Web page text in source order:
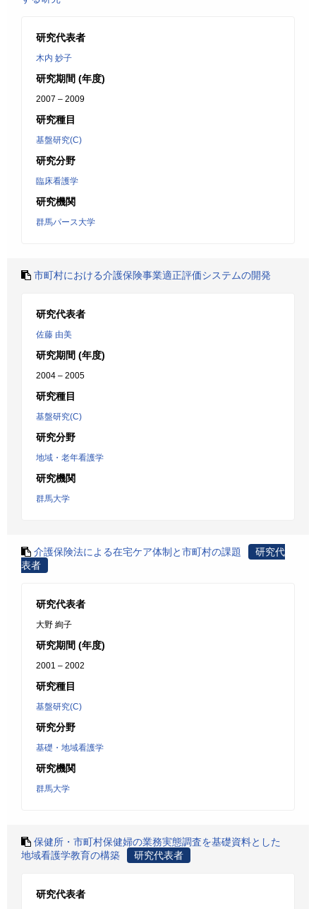
研究代表者
木内 妙子
研究期間 (年度)
2007 – 2009
研究種目
基盤研究(C)
研究分野
臨床看護学
研究機関
群馬パース大学
市町村における介護保険事業適正評価システムの開発
研究代表者
佐藤 由美
研究期間 (年度)
2004 – 2005
研究種目
基盤研究(C)
研究分野
地域・老年看護学
研究機関
群馬大学
介護保険法による在宅ケア体制と市町村の課題
研究代
表者
研究代表者
大野 絢子
研究期間 (年度)
2001 – 2002
研究種目
基盤研究(C)
研究分野
基礎・地域看護学
研究機関
群馬大学
保健所・市町村保健婦の業務実態調査を基礎資料とした
地域看護学教育の構築
研究代表者
研究代表者